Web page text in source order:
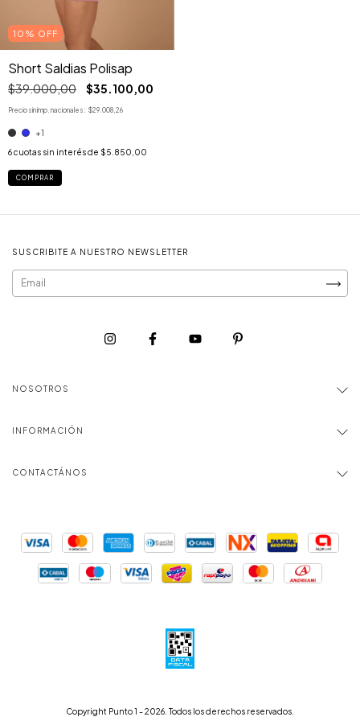
10% OFF
Short Saldias Polisap
$39.000,00 $35.100,00
Precio sin imp. nacionales: $29.008,26
+1
6cuotas sin interés de $5.850,00
COMPRAR
SUSCRIBITE A NUESTRO NEWSLETTER
NOSOTROS
INFORMACIÓN
CONTACTÁNOS
Copyright Punto 1 - 2026. Todos los derechos reservados.